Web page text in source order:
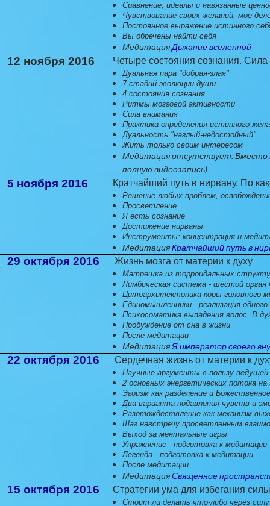
Сравнение, идеалы и навязанные
Чувствование своих желаний, мое
Постоянное выражение истинного
Вы обречены найти себя
МедитацияДыхание вселенной
12 ноября 2016 Четыре состояния сознания.
Дуальная пара "добрая-злая"
7 стадий эволюции души
4 состояния сознания
Ритмы мозговой активности
Сила внимания
Практика определения истинного
Дуальность "наглый-недостойный"
Жить только своим интересом
Медитация отсутствует. Вместо
полную видеозапись)
5 ноября 2016 Кратчайший путь в нирвану. По
Решение любых проблем,
Просветление
Я есть сознание
Достижение нирваны
Инструменты: концентрация и
МедитацияКратчайший путь в
29 октября 2016 Жизнь мозга от материи к духу
Матрешка из торроидальных
Лимбическая система - шестой орган
Цитоархитектоника коры головного
Единомышленники - реализация
Психосоматика выпадения волос. В
Пробуждение от сна в жизни
После медитации
МедитацияЯ император своего
22 октября 2016 Сердечная жизнь от материи к
Научные аргументы в пользу
2 основных энергетических потока
Эгоизм как разделение и
Два варианта подавления чувств и
Разотождествление как механизм
Шаг навстречу просветленным
Выход за ментальные игры
Упражнение - подготовка к медитации
Легенда - подготовка к медитации
После медитации
МедитацияСвященное
15 октября 2016 Стратегии ума для избегания
Стоит ли делать что-либо через силу